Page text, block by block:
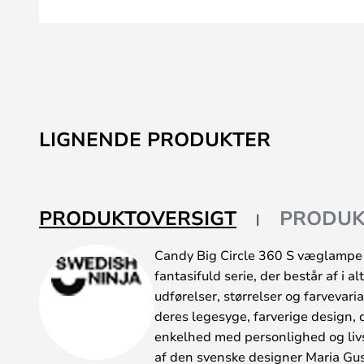
starten
LIGNENDE PRODUKTER
PRODUKTOVERSIGT
Candy Big Circle 360 S
fantasifuld serie, der består af i
udførelser, størrelser og
deres legesyge, farverige design,
enkelhed med personlighed og
af den svenske designer Maria